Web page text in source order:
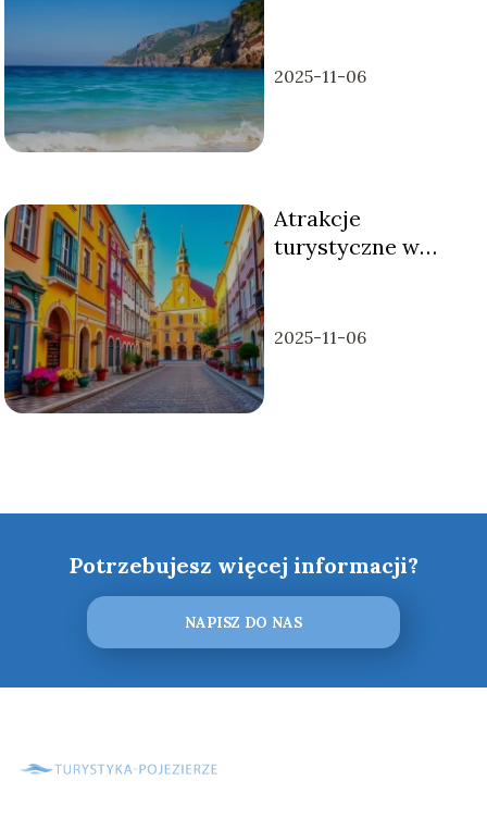
2025-11-06
Atrakcje
turystyczne w
2025-11-06
Potrzebujesz więcej informacji?
NAPISZ DO NAS